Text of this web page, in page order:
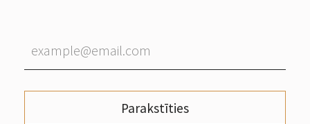
Parakstīties